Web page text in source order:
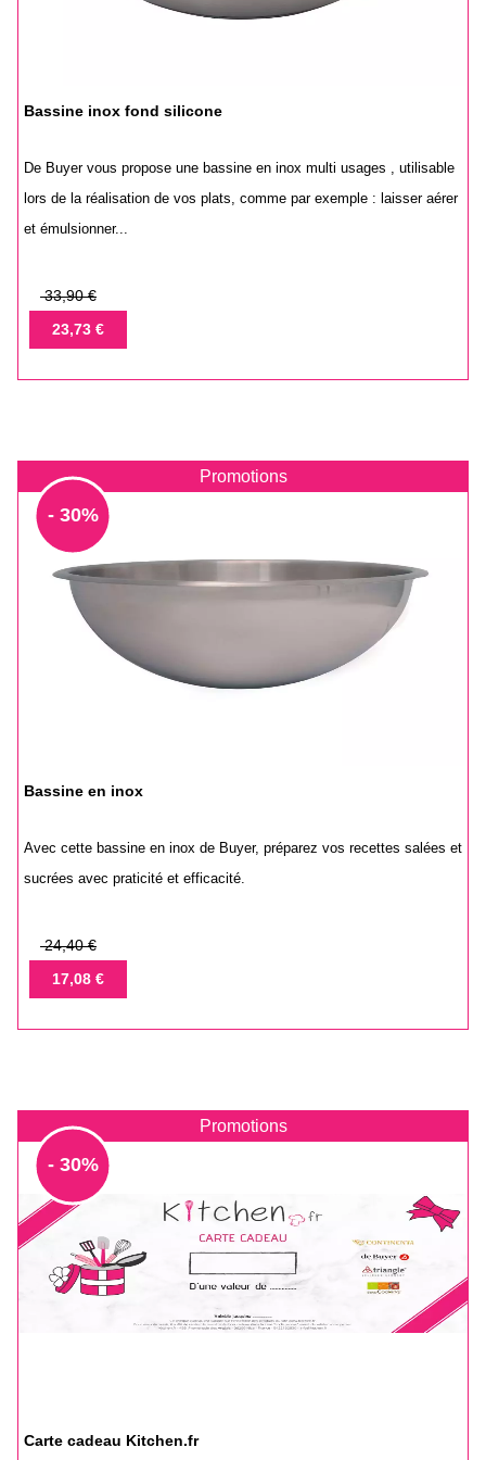
Bassine inox fond silicone
De Buyer vous propose une bassine en inox multi usages , utilisable
lors de la réalisation de vos plats, comme par exemple : laisser aérer
et émulsionner...
Prix
base
33,90 €
Prix23,73 €
Promotions
- 30%
Bassine en inox
Avec cette bassine en inox de Buyer, préparez vos recettes salées et
sucrées avec praticité et efficacité.
Prix
base
24,40 €
Prix17,08 €
Promotions
- 30%
Carte cadeau Kitchen.fr